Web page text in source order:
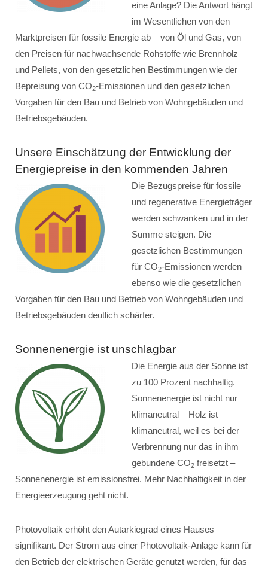
eine Anlage? Die Antwort hängt
im Wesentlichen von den
Marktpreisen für fossile Energie ab – von Öl und Gas, von
den Preisen für nachwachsende Rohstoffe wie Brennholz
und Pellets, von den gesetzlichen Bestimmungen wie der
Bepreisung von CO2-Emissionen und den gesetzlichen
Vorgaben für den Bau und Betrieb von Wohngebäuden und
Betriebsgebäuden.
Unsere Einschätzung der Entwicklung der
Energiepreise in den kommenden Jahren
Die Bezugspreise für fossile
und regenerative Energieträger
werden schwanken und in der
Summe steigen. Die
gesetzlichen Bestimmungen
für CO2-Emissionen werden
ebenso wie die gesetzlichen
Vorgaben für den Bau und Betrieb von Wohngebäuden und
Betriebsgebäuden deutlich schärfer.
Sonnenenergie ist unschlagbar
Die Energie aus der Sonne ist
zu 100 Prozent nachhaltig.
Sonnenenergie ist nicht nur
klimaneutral – Holz ist
klimaneutral, weil es bei der
Verbrennung nur das in ihm
gebundene CO2 freisetzt –
Sonnenenergie ist emissionsfrei. Mehr Nachhaltigkeit in der
Energieerzeugung geht nicht.
Photovoltaik erhöht den Autarkiegrad eines Hauses
signifikant. Der Strom aus einer Photovoltaik-Anlage kann für
den Betrieb der elektrischen Geräte genutzt werden, für das